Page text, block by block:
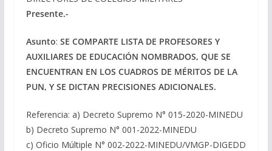
Presente.-
Asunto: SE COMPARTE LISTA DE PROFESORES Y
AUXILIARES DE EDUCACIÓN NOMBRADOS, QUE SE
ENCUENTRAN EN LOS CUADROS DE MÉRITOS DE LA
PUN, Y SE DICTAN PRECISIONES ADICIONALES.
Referencia: a) Decreto Supremo N° 015-2020-MINEDU
b) Decreto Supremo N° 001-2022-MINEDU
c) Oficio Múltiple N° 002-2022-MINEDU/VMGP-DIGEDD